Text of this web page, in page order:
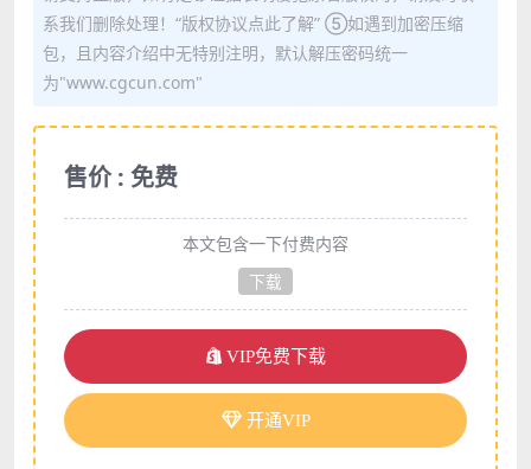
系我们删除处理！“版权协议点此了解” ⑤如遇到加密压缩
包，且内容介绍中无特别注明，默认解压密码统一
为"www.cgcun.com"
售价 : 免费
本文包含一下付费内容
下载
VIP免费下载
开通VIP